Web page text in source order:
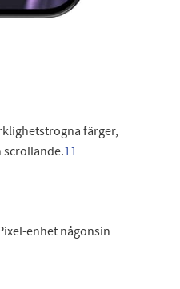
färger,
scrollande.11
enhet någonsin